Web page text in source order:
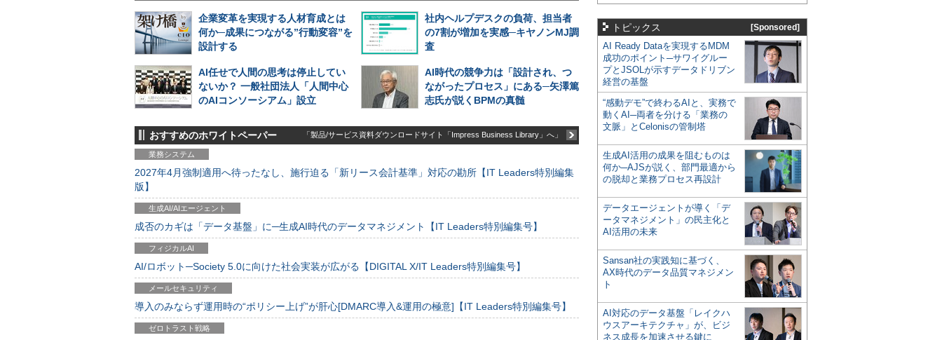
企業変革を実現する人材育成とは
何か─成果につながる”行動変容”を
設計する
社内ヘルプデスクの負荷、担当者
の7割が増加を実感─キヤノンMJ調
査
AI任せで人間の思考は停止してい
ないか？ 一般社団法人「人間中心
のAIコンソーシアム」設立
AI時代の競争力は「設計され、つ
ながったプロセス」にある─矢澤篤
志氏が説くBPMの真髄
おすすめのホワイトペーパー 「製品/サービス資料ダウンロードサイト「Impress Business Library」へ」
業務システム
2027年4月強制適用へ待ったなし、施行迫る「新リース会計基準」対応の勘所【IT Leaders特別編集
版】
生成AI/AIエージェント
成否のカギは「データ基盤」に─生成AI時代のデータマネジメント【IT Leaders特別編集号】
フィジカルAI
AI/ロボット─Society 5.0に向けた社会実装が広がる【DIGITAL X/IT Leaders特別編集号】
メールセキュリティ
導入のみならず運用時の“ポリシー上げ”が肝心[DMARC導入&運用の極意]【IT Leaders特別編集号】
ゼロトラスト戦略
トピックス [Sponsored]
AI Ready Dataを実現するMDM
成功のポイント─サワイグルー
プとJSOLが示すデータドリブン
経営の基盤
“感動デモ”で終わるAIと、実務で
動くAI─両者を分ける「業務の
文脈」とCelonisの管制塔
生成AI活用の成果を阻むものは
何か─AJSが説く、部門最適から
の脱却と業務プロセス再設計
データエージェントが導く「デ
ータマネジメント」の民主化と
AI活用の未来
Sansan社の実践知に基づく、
AX時代のデータ品質マネジメン
ト
AI対応のデータ基盤「レイクハ
ウスアーキテクチャ」が、ビジ
ネス成長を加速させる鍵に